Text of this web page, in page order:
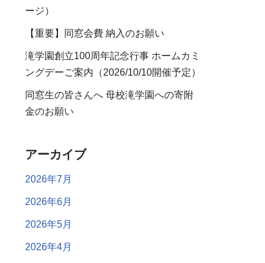
ージ）
【重要】同窓会費 納入のお願い
滝学園創立100周年記念行事 ホームカミ
ングデーご案内（2026/10/10開催予定）
同窓生の皆さんへ 母校滝学園への寄附
金のお願い
アーカイブ
2026年7月
2026年6月
2026年5月
2026年4月